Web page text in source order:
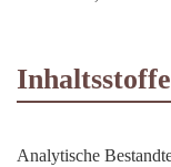
Inhaltsstoffe
Analytische